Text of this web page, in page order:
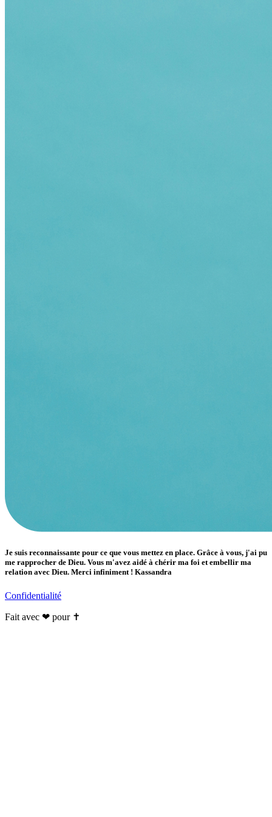
Je suis reconnaissante pour ce que vous mettez en place. Grâce à vous, j'ai pu
me rapprocher de Dieu. Vous m'avez aidé à chérir ma foi et embellir ma
relation avec Dieu. Merci infiniment ! Kassandra
Confidentialité
Fait avec ❤ pour ✝️️